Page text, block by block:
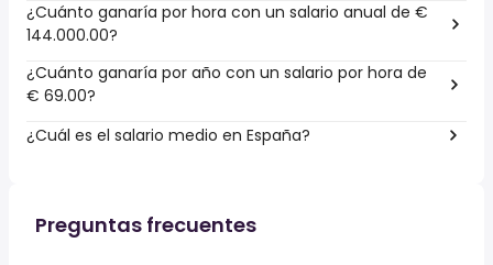
¿Cuánto ganaría por hora con un salario anual de €
144.000.00?
¿Cuánto ganaría por año con un salario por hora de
€ 69.00?
¿Cuál es el salario medio en España?
Preguntas frecuentes